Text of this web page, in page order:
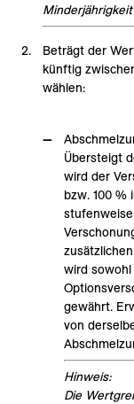
Beträgt der
künftig
wählen:
Übersteigt
wird der
bzw. 100 %
wird sowohl
gewährt.
von
Hinweis:
Die